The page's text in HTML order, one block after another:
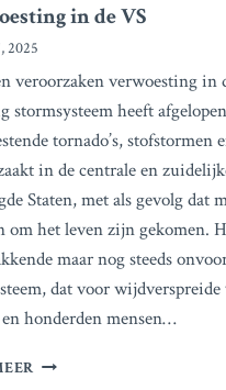
in de VS
2025
veroorzaken verwoesting in
stormsysteem heeft
tornado’s, stofstormen
in de centrale en
Staten, met als gevolg dat
om het leven zijn gekomen.
maar nog steeds
dat voor
honderden mensen…
FOTO’S: